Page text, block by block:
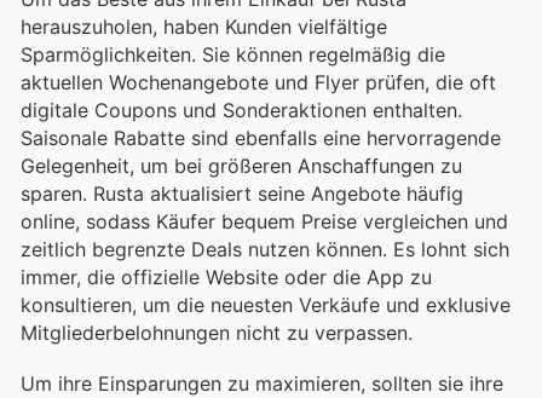
herauszuholen, haben Kunden vielfältige
Sparmöglichkeiten. Sie können regelmäßig die
aktuellen Wochenangebote und Flyer prüfen, die oft
digitale Coupons und Sonderaktionen enthalten.
Saisonale Rabatte sind ebenfalls eine hervorragende
Gelegenheit, um bei größeren Anschaffungen zu
sparen. Rusta aktualisiert seine Angebote häufig
online, sodass Käufer bequem Preise vergleichen und
zeitlich begrenzte Deals nutzen können. Es lohnt sich
immer, die offizielle Website oder die App zu
konsultieren, um die neuesten Verkäufe und exklusive
Mitgliederbelohnungen nicht zu verpassen.
Um ihre Einsparungen zu maximieren, sollten sie ihre